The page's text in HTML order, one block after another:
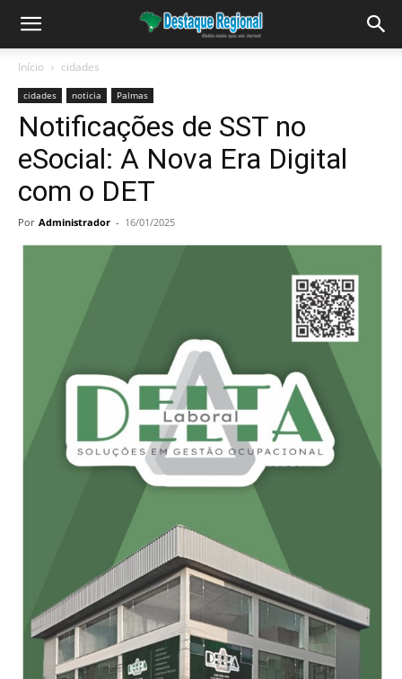
Início cidades
cidades noticia Palmas
Notificações de SST no
eSocial: A Nova Era Digital
com o DET
Por Administrador - 16/01/2025